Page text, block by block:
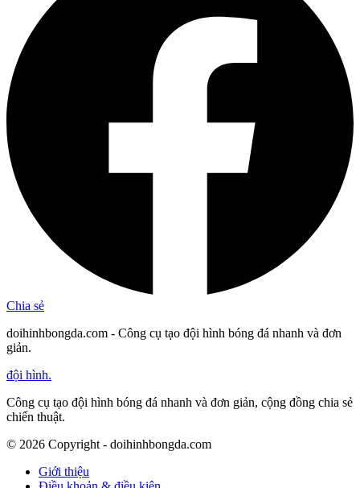
Chia sẻ
doihinhbongda.com - Công cụ tạo đội hình bóng đá nhanh và đơn
giản.
đội hình.
Công cụ tạo đội hình bóng đá nhanh và đơn giản, cộng đồng chia sẻ
chiến thuật.
© 2026 Copyright - doihinhbongda.com
Giới thiệu